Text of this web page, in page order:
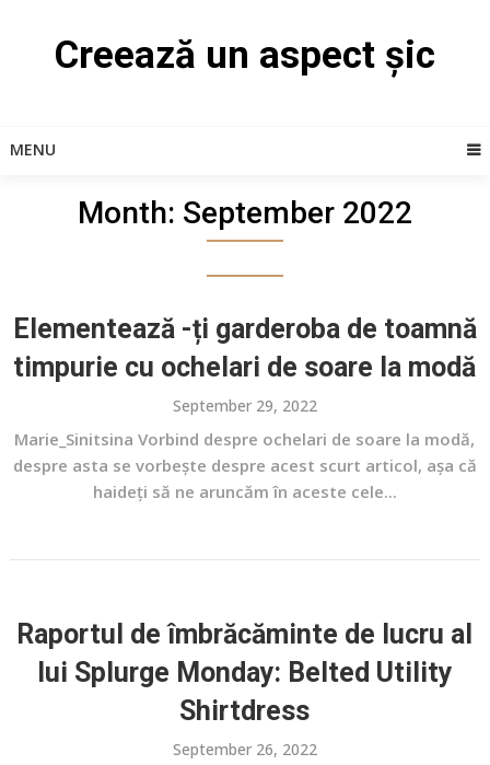
contentCreează un aspect șic
MENU
Month: September 2022
Elementează -ți garderoba de toamnă
timpurie cu ochelari de soare la modă
September 29, 2022
Marie_Sinitsina Vorbind despre ochelari de soare la modă,
despre asta se vorbește despre acest scurt articol, așa că
haideți să ne aruncăm în aceste cele...
Raportul de îmbrăcăminte de lucru al
lui Splurge Monday: Belted Utility
Shirtdress
September 26, 2022